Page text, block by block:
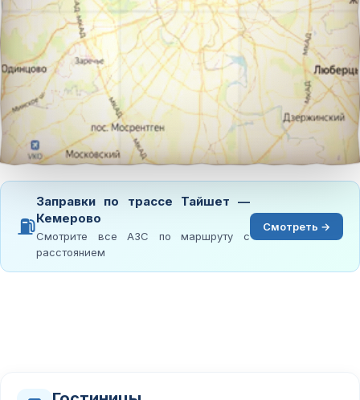
⛽
Заправки по трассе Тайшет —
Кемерово
Смотрите все АЗС по маршруту с
расстоянием
Смотреть →